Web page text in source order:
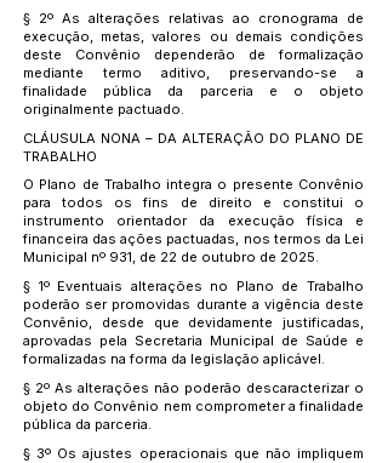
§ 2º As alterações relativas ao cronograma de
execução, metas, valores ou demais condições
deste Convênio dependerão de formalização
mediante termo aditivo, preservando-se a
finalidade pública da parceria e o objeto
originalmente pactuado.
CLÁUSULA NONA – DA ALTERAÇÃO DO PLANO DE
TRABALHO
O Plano de Trabalho integra o presente Convênio
para todos os fins de direito e constitui o
instrumento orientador da execução física e
financeira das ações pactuadas, nos termos da Lei
Municipal nº 931, de 22 de outubro de 2025.
§ 1º Eventuais alterações no Plano de Trabalho
poderão ser promovidas durante a vigência deste
Convênio, desde que devidamente justificadas,
aprovadas pela Secretaria Municipal de Saúde e
formalizadas na forma da legislação aplicável.
§ 2º As alterações não poderão descaracterizar o
objeto do Convênio nem comprometer a finalidade
pública da parceria.
§ 3º Os ajustes operacionais que não impliquem